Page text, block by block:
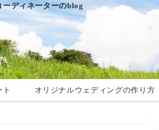
ーディネーターのblog
オリジナルウェディングの作り方